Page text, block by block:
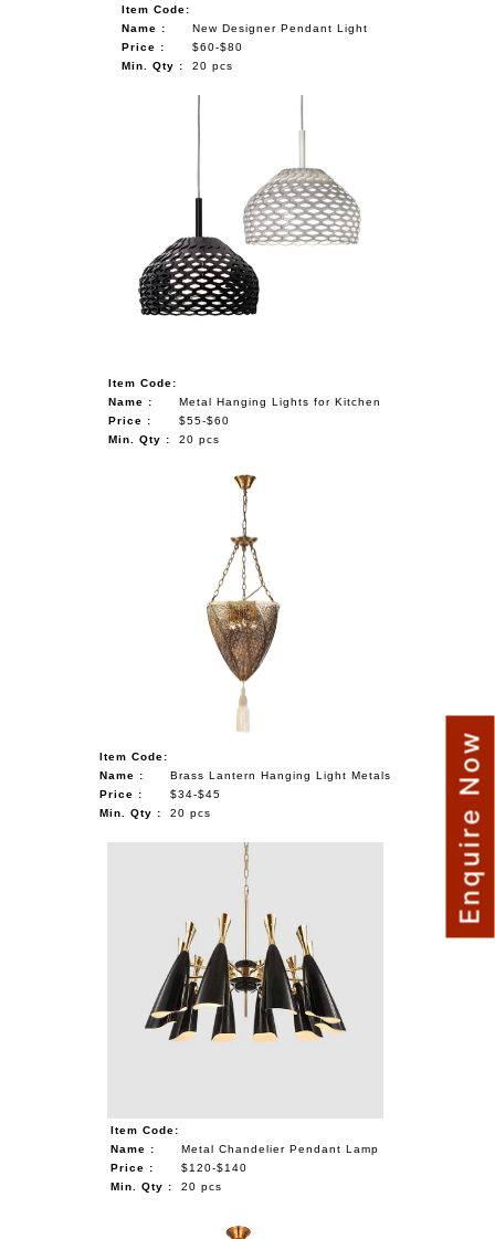
Item Code:
Name :
New Designer Pendant Light
Price :
$60-$80
Min. Qty :
20 pcs
Item Code:
Name :
Metal Hanging Lights for Kitchen
Price :
$55-$60
Min. Qty :
20 pcs
Item Code:
Name :
Brass Lantern Hanging Light Metals
Price :
$34-$45
Min. Qty :
20 pcs
Item Code:
Name :
Metal Chandelier Pendant Lamp
Price :
$120-$140
Min. Qty :
20 pcs
Enquire Now